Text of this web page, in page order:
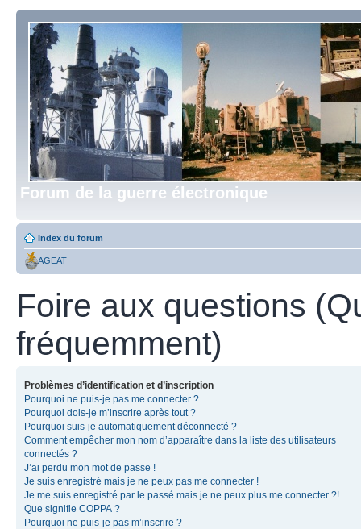
Forum de la guerre électronique
Index du forum
AGEAT
Foire aux questions
fréquemment)
Problèmes d’identification et d’inscription
Pourquoi ne puis-je pas me connecter ?
Pourquoi dois-je m’inscrire après tout ?
Pourquoi suis-je automatiquement déconnecté ?
Comment empêcher mon nom d’apparaître dans la liste des utilisateurs
connectés ?
J’ai perdu mon mot de passe !
Je suis enregistré mais je ne peux pas me connecter !
Je me suis enregistré par le passé mais je ne peux plus me connecter ?!
Que signifie COPPA ?
Pourquoi ne puis-je pas m’inscrire ?